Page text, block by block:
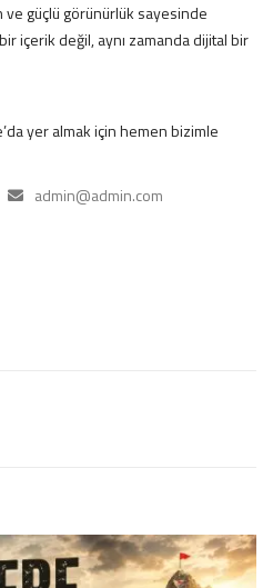
ve güçlü görünürlük sayesinde
içerik değil, aynı zamanda dijital bir
yer almak için hemen bizimle
admin@admin.com